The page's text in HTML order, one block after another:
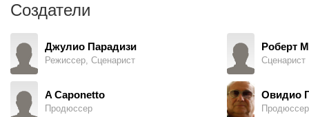
Создатели
Джулио Парадизи
Режиссер, Сценарист
A Caponetto
Продюссер
Роберт
Сценарист
Овидио